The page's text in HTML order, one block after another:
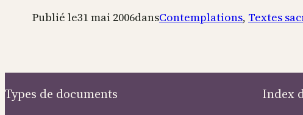
Publié le31 mai 2006dansContemplations, Textes
Types de documents
Index